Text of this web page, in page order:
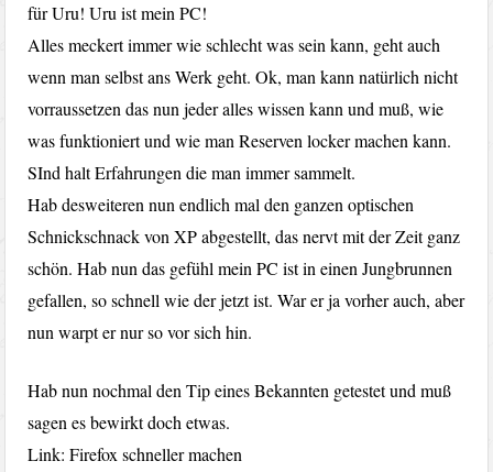
für Uru! Uru ist mein PC!
Alles meckert immer wie schlecht was sein kann, geht auch
wenn man selbst ans Werk geht. Ok, man kann natürlich nicht
vorraussetzen das nun jeder alles wissen kann und muß, wie
was funktioniert und wie man Reserven locker machen kann.
SInd halt Erfahrungen die man immer sammelt.
Hab desweiteren nun endlich mal den ganzen optischen
Schnickschnack von XP abgestellt, das nervt mit der Zeit ganz
schön. Hab nun das gefühl mein PC ist in einen Jungbrunnen
gefallen, so schnell wie der jetzt ist. War er ja vorher auch, aber
nun warpt er nur so vor sich hin.
Hab nun nochmal den Tip eines Bekannten getestet und muß
sagen es bewirkt doch etwas.
Link: Firefox schneller machen